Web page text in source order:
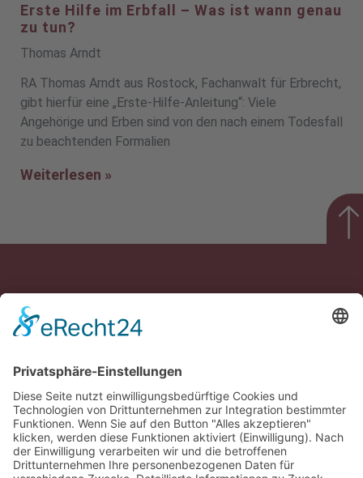
Erste Hilfe im Erbfall – Was ist wann genau
zu tun?
Thomas Arndt
RA Thomas Arndt aus Rostock, Fachanwalt für Erbrecht,
gibt hierfür eine „Erste-Hilfe-Anleitung“: Viele
Angehörige und Erben sind von den nach einem Todesfall
zu beachtenden Formalien
Weiterlesen »
Rechtsgebiete
Steuerrecht, Gesellschaftsrecht
Rechtliches
Impressum